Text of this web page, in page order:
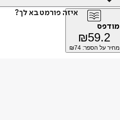
איזה פורמט בא לך?
מודפס
₪59.2
מחיר על הספר: ₪74